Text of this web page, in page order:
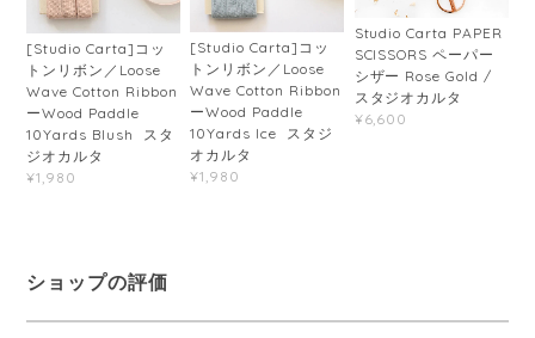
[Studio Carta]コッ
トンリボン／Loose
Wave Cotton Ribbon
ーWood Paddle
10Yards Blush スタ
ジオカルタ
¥1,980
[Studio Carta]コッ
トンリボン／Loose
Wave Cotton Ribbon
ーWood Paddle
10Yards Ice スタジ
オカルタ
¥1,980
Studio Carta PAPER
SCISSORS ペーパー
シザー Rose Gold /
スタジオカルタ
¥6,600
ショップの評価